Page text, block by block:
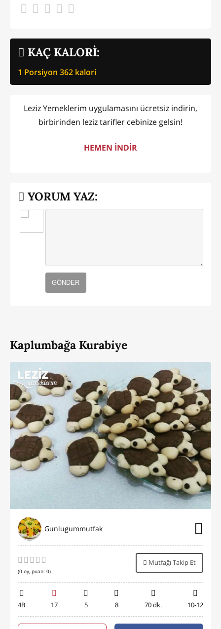
KAÇ KALORİ:
1 Porsiyon 362 kalori
Leziz Yemeklerim uygulamasını ücretsiz indirin,
birbirinden leziz tarifler cebinize gelsin!
HEMEN İNDİR
YORUM YAZ:
GÖNDER
Kaplumbağa Kurabiye
Gunlugummutfak
(0 oy, puan: 0)
Mutfağı Takip Et
4B 17 5 8 70 dk. 10-12